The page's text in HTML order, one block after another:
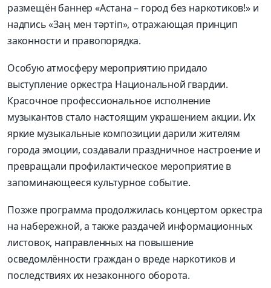
размещён баннер «Астана – город без наркотиков!» и
надпись «Заң мен тәртіп», отражающая принцип
законности и правопорядка.
Особую атмосферу мероприятию придало
выступление оркестра Национальной гвардии.
Красочное профессиональное исполнение
музыкантов стало настоящим украшением акции. Их
яркие музыкальные композиции дарили жителям
города эмоции, создавали праздничное настроение и
превращали профилактическое мероприятие в
запоминающееся культурное событие.
Позже программа продолжилась концертом оркестра
на набережной, а также раздачей информационных
листовок, направленных на повышение
осведомлённости граждан о вреде наркотиков и
последствиях их незаконного оборота.